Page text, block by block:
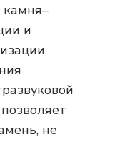
камня–
и
не